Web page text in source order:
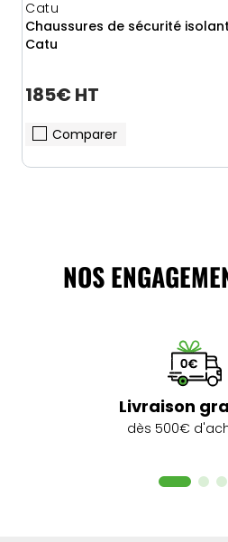
Catu
Chaussures de sécurité
Catu
185€ HT
Comparer
NOS
Livraison
dès 500€